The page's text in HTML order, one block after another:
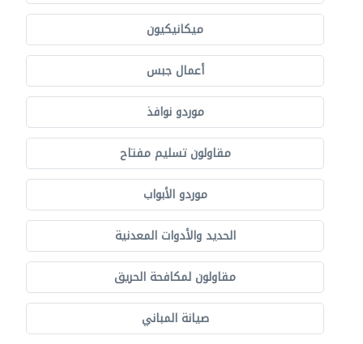
ميكانيكيون
أعمال جبس
موردو نوافذ
مقاولون تسليم مفتاح
موردو الأبواب
الحديد والأدوات المعدنية
مقاولون لمكافحة الحريق
صيانة المباني